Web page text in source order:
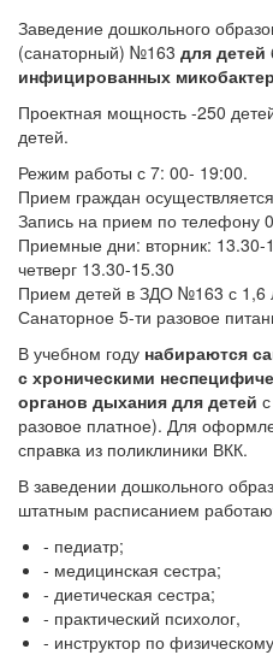
Заведение дошкольного
(санаторный) №163 для детей
инфицированных
Проектная мощность -250
детей.
Режим работы с 7: 00- 19:00.
Прием граждан
Запись на прием по телефону
Приемные дни: вторник: 13.30-
четверг 13.30-15.30
Прием детей в ЗДО №163 с 1,6
Санаторное 5-ти разовое
В учебном году набираются
с хроническими
органов дыхания для детей
разовое платное). Для
справка из поликлиники ВКК.
В заведении дошкольного
штатным расписанием
- педиатр;
- медицинская сестра;
- диетическая сестра;
- практический психолог,
- инструктор по